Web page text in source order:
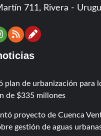
711, Rivera -
RSS
plan de urbanización para
de $335 millones
proyecto de Cuenca
gestión de aguas